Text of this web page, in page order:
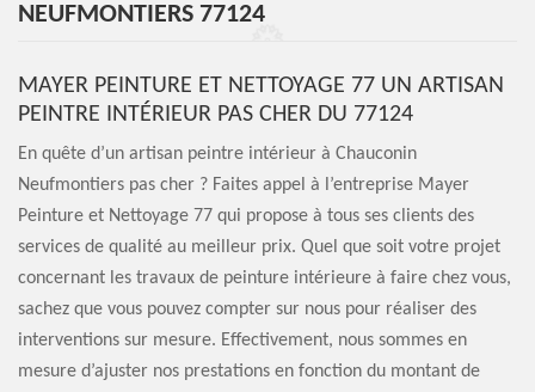
NEUFMONTIERS 77124
MAYER PEINTURE ET NETTOYAGE 77 UN ARTISAN
PEINTRE INTÉRIEUR PAS CHER DU 77124
En quête d’un artisan peintre intérieur à Chauconin
Neufmontiers pas cher ? Faites appel à l’entreprise Mayer
Peinture et Nettoyage 77 qui propose à tous ses clients des
services de qualité au meilleur prix. Quel que soit votre projet
concernant les travaux de peinture intérieure à faire chez vous,
sachez que vous pouvez compter sur nous pour réaliser des
interventions sur mesure. Effectivement, nous sommes en
mesure d’ajuster nos prestations en fonction du montant de